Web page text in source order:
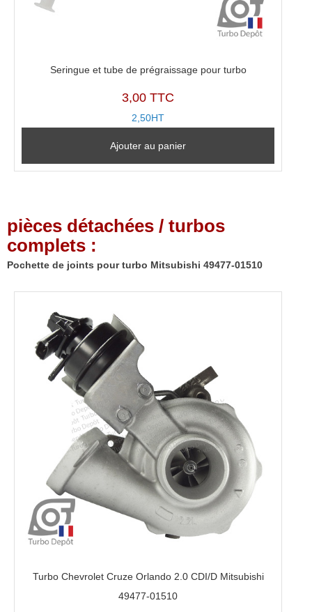
Seringue et tube de prégraissage pour turbo
3,00 TTC
2,50HT
Ajouter au panier
pièces détachées / turbos
complets :
Pochette de joints pour turbo Mitsubishi 49477-01510
Turbo Chevrolet Cruze Orlando 2.0 CDI/D Mitsubishi
49477-01510